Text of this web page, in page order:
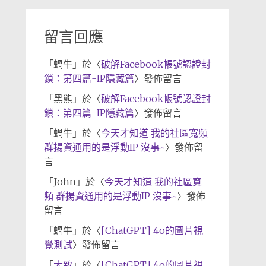
留言回應
「 蝸牛」於〈破解Facebook帳號認證封
鎖：第四篇-IP隱藏篇〉發佈留言
「 黑熊 」於〈破解Facebook帳號認證封
鎖：第四篇-IP隱藏篇〉發佈留言
「 蝸牛」於〈今天才知道 我的社區寬頻
群揚資通用的是浮動IP 沒事~〉發佈留
言
「 John」於〈今天才知道 我的社區寬
頻 群揚資通用的是浮動IP 沒事~〉發佈
留言
「 蝸牛」於〈[ChatGPT] 4o的圖片視
覺測試〉發佈留言